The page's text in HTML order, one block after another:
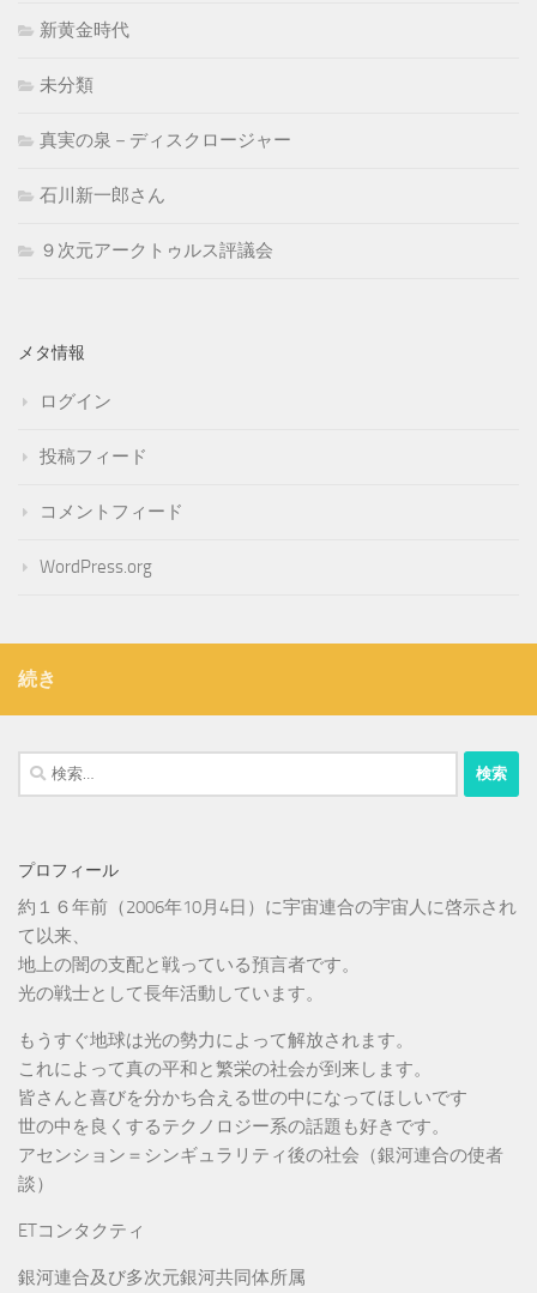
新黄金時代
未分類
真実の泉－ディスクロージャー
石川新一郎さん
９次元アークトゥルス評議会
メタ情報
ログイン
投稿フィード
コメントフィード
WordPress.org
続き
検
索:
プロフィール
約１６年前（2006年10月4日）に宇宙連合の宇宙人に啓示され
て以来、
地上の闇の支配と戦っている預言者です。
光の戦士として長年活動しています。
もうすぐ地球は光の勢力によって解放されます。
これによって真の平和と繁栄の社会が到来します。
皆さんと喜びを分かち合える世の中になってほしいです
世の中を良くするテクノロジー系の話題も好きです。
アセンション＝シンギュラリティ後の社会（銀河連合の使者
談）
ETコンタクティ
銀河連合及び多次元銀河共同体所属